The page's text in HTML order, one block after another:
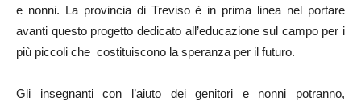
e nonni. La provincia di Treviso è in prima linea nel portare
avanti questo progetto dedicato all’educazione sul campo per i
più piccoli che costituiscono la speranza per il futuro.
Gli insegnanti con l’aiuto dei genitori e nonni potranno,